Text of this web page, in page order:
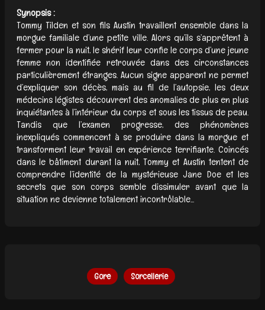
Synopsis :
Tommy Tilden et son fils Austin travaillent ensemble dans la
morgue familiale d’une petite ville. Alors qu’ils s’apprêtent à
fermer pour la nuit, le shérif leur confie le corps d’une jeune
femme non identifiée retrouvée dans des circonstances
particulièrement étranges. Aucun signe apparent ne permet
d’expliquer son décès, mais au fil de l’autopsie, les deux
médecins légistes découvrent des anomalies de plus en plus
inquiétantes à l’intérieur du corps et sous les tissus de peau.
Tandis que l’examen progresse, des phénomènes
inexpliqués commencent à se produire dans la morgue et
transforment leur travail en expérience terrifiante. Coincés
dans le bâtiment durant la nuit, Tommy et Austin tentent de
comprendre l’identité de la mystérieuse Jane Doe et les
secrets que son corps semble dissimuler avant que la
situation ne devienne totalement incontrôlable...
Gore Sorcellerie